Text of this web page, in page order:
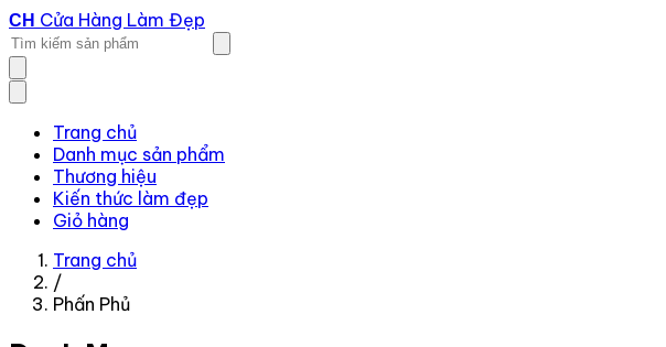
CH Cửa Hàng Làm Đẹp
Trang chủ
Danh mục sản phẩm
Thương hiệu
Kiến thức làm đẹp
Giỏ hàng
Trang chủ
/
Phấn Phủ